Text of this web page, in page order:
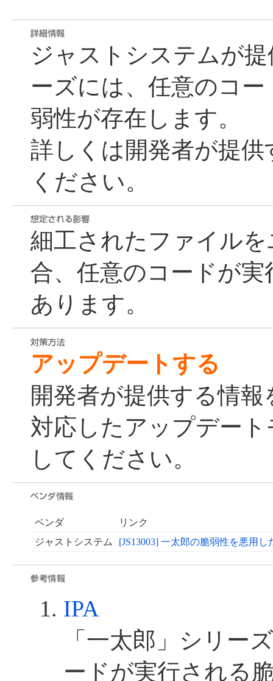
ジャストシステムが
ーズには、任意のコ
弱性が存在します。
詳しくは開発者が提
ください。
細工されたファイル
合、任意のコードが
あります。
アップデートする
開発者が提供する情
対応したアップデー
してください。
ベンダ
リンク
ジャストシステム
[JS13003] 一太郎の脆弱性を悪用
IPA
「一太郎」シリー
ードが実行される